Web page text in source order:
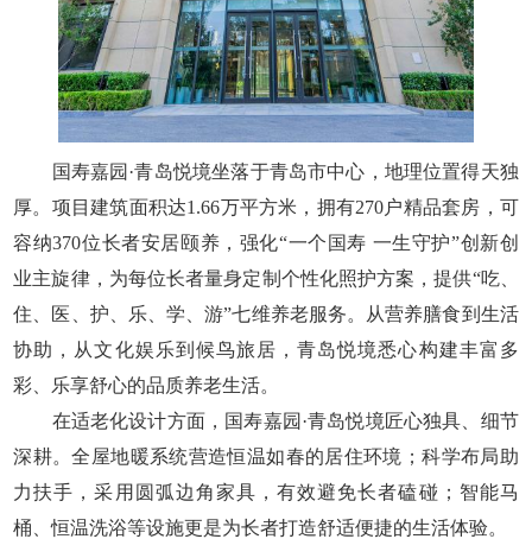
国寿嘉园·青岛悦境坐落于青岛市中心，地理位置得天独
厚。项目建筑面积达1.66万平方米，拥有270户精品套房，可
容纳370位长者安居颐养，强化“一个国寿 一生守护”创新创
业主旋律，为每位长者量身定制个性化照护方案，提供“吃、
住、医、护、乐、学、游”七维养老服务。从营养膳食到生活
协助，从文化娱乐到候鸟旅居，青岛悦境悉心构建丰富多
彩、乐享舒心的品质养老生活。
在适老化设计方面，国寿嘉园·青岛悦境匠心独具、细节
深耕。全屋地暖系统营造恒温如春的居住环境；科学布局助
力扶手，采用圆弧边角家具，有效避免长者磕碰；智能马
桶、恒温洗浴等设施更是为长者打造舒适便捷的生活体验。